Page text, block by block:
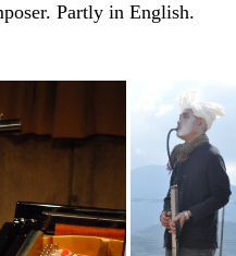
Partly in English.